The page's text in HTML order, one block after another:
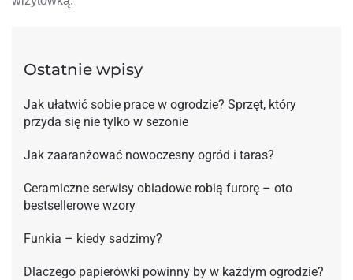
Ostatnie wpisy
Jak ułatwić sobie prace w ogrodzie? Sprzęt, który
przyda się nie tylko w sezonie
Jak zaaranżować nowoczesny ogród i taras?
Ceramiczne serwisy obiadowe robią furorę – oto
bestsellerowe wzory
Funkia – kiedy sadzimy?
Dlaczego papierówki powinny by w każdym ogrodzie?